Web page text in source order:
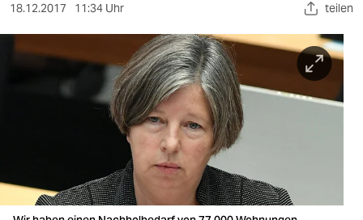
sport
berlin
verlag
18.12.2017 11:34 Uhr teilen